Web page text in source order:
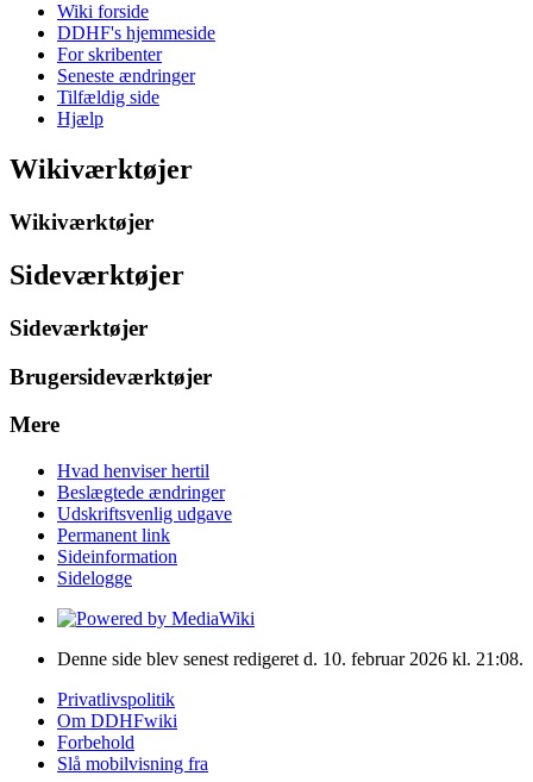
Wiki forside
DDHF's hjemmeside
For skribenter
Seneste ændringer
Tilfældig side
Hjælp
Wikiværktøjer
Wikiværktøjer
Sideværktøjer
Sideværktøjer
Brugersideværktøjer
Mere
Hvad henviser hertil
Beslægtede ændringer
Udskriftsvenlig udgave
Permanent link
Sideinformation
Sidelogge
Denne side blev senest redigeret d. 10. februar 2026 kl. 21:08.
Privatlivspolitik
Om DDHFwiki
Forbehold
Slå mobilvisning fra